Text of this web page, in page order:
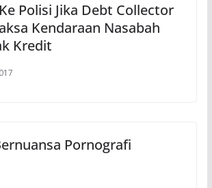
Polisi Jika Debt Collector
Kendaraan Nasabah
Kredit
Pornografi